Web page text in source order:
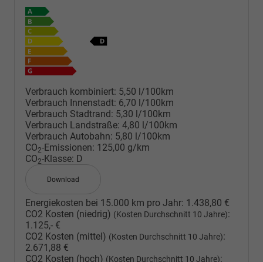
Verbrauch kombiniert: 5,50 l/100km
Verbrauch Innenstadt: 6,70 l/100km
Verbrauch Stadtrand: 5,30 l/100km
Verbrauch Landstraße: 4,80 l/100km
Verbrauch Autobahn: 5,80 l/100km
CO2-Emissionen: 125,00 g/km
CO2-Klasse: D
Download
Energiekosten bei 15.000 km pro Jahr: 1.438,80 €
CO2 Kosten (niedrig) (Kosten Durchschnitt 10 Jahre):
1.125,- €
CO2 Kosten (mittel) (Kosten Durchschnitt 10 Jahre):
2.671,88 €
CO2 Kosten (hoch) (Kosten Durchschnitt 10 Jahre):